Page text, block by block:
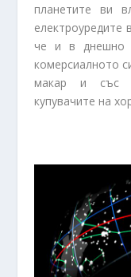
планетите ви
че и в днешно
комерсиалното
макар и със
купувачите на